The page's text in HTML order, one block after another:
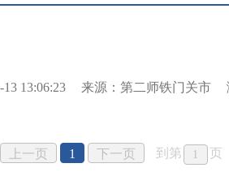
13:06:23 来源：第二师铁门关市
上一页 1 下一页 到第 页